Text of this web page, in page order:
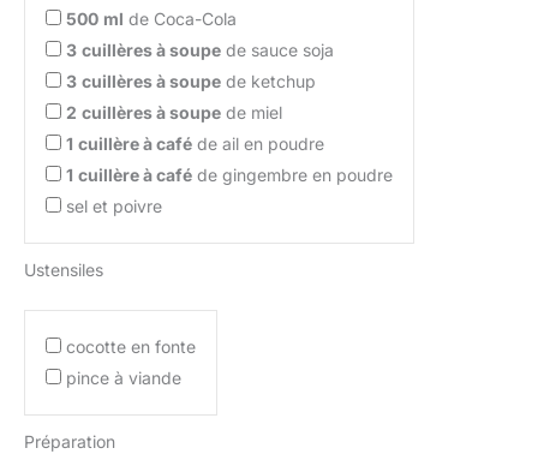
500 ml de Coca-Cola
3 cuillères à soupe de sauce soja
3 cuillères à soupe de ketchup
2 cuillères à soupe de miel
1 cuillère à café de ail en poudre
1 cuillère à café de gingembre en poudre
sel et poivre
Ustensiles
cocotte en fonte
pince à viande
Préparation